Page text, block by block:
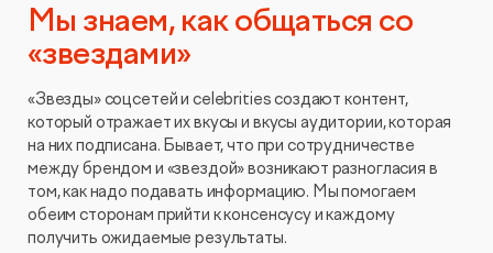
Мы знаем, как общаться со
«звездами»
«Звезды» соцсетей и celebrities создают контент,
который отражает их вкусы и вкусы аудитории, которая
на них подписана. Бывает, что при сотрудничестве
между брендом и «звездой» возникают разногласия в
том, как надо подавать информацию. Мы помогаем
обеим сторонам прийти к консенсусу и каждому
получить ожидаемые результаты.